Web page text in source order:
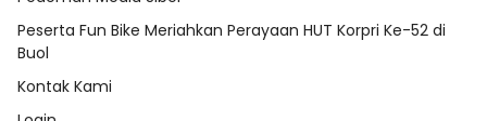
Pedoman Media Siber
Peserta Fun Bike Meriahkan Perayaan HUT Korpri Ke-52 di
Kontak Kami